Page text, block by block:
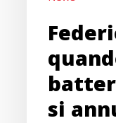
annullano
si